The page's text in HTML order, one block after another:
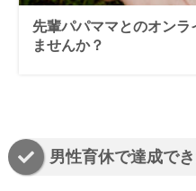
先輩パパママとのオンラ
ませんか？
男性育休で達成で